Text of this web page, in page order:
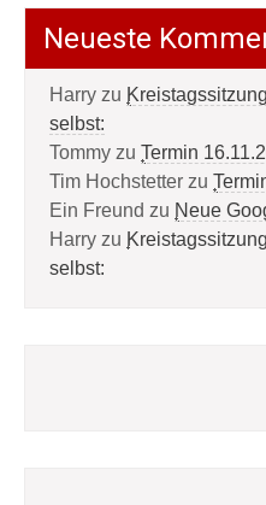
Neueste
Harry zu
selbst:
Tommy zu Termin
Tim Hochstetter zu
Ein Freund zu Neue
Harry zu
selbst: